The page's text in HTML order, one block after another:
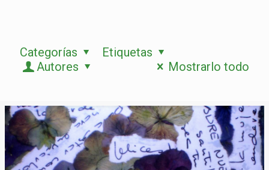
Categorías
Etiquetas
Autores
Mostrarlo todo